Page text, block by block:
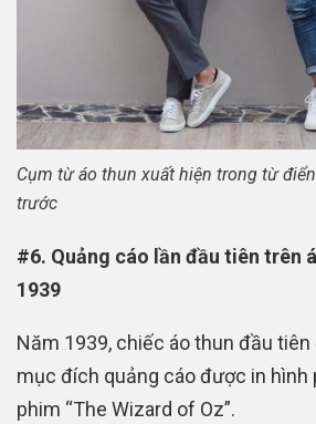
Cụm từ áo thun xuất hiện trong từ
trước
#6. Quảng cáo lần đầu tiên trên
1939
Năm 1939, chiếc áo thun đầu
mục đích quảng cáo được in hình
phim “The Wizard of Oz”.